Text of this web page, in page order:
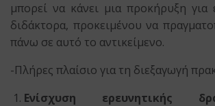
μπορεί να κάνει μια προκήρυξη
διδάκτορα, προκειμένου να
πάνω σε αυτό το αντικείμενο.
-Πλήρες πλαίσιο για τη διεξαγωγή
Ενίσχυση ερευνητικής